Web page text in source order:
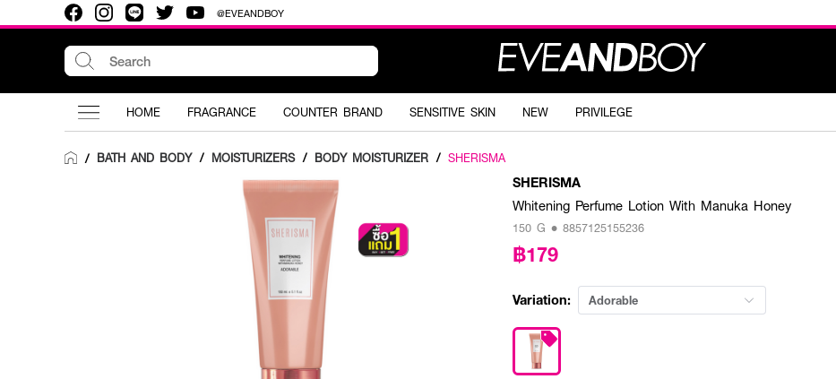
@EVEANDBOY
HOME FRAGRANCE COUNTER BRAND SENSITIVE SKIN NEW PRIVILEGE
/ BATH AND BODY / MOISTURIZERS / BODY MOISTURIZER / SHERISMA
SHERISMA
Whitening Perfume Lotion With Manuka Honey
150 G • 8857125155236
฿179
Variation: Adorable